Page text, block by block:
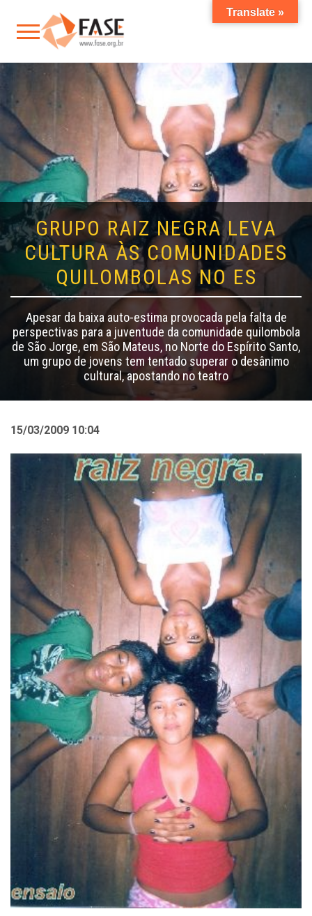
GRUPO RAIZ NEGRA LEVA
CULTURA ÀS COMUNIDADES
QUILOMBOLAS NO ES
Apesar da baixa auto-estima provocada pela falta de
perspectivas para a juventude da comunidade quilombola
de São Jorge, em São Mateus, no Norte do Espírito Santo,
um grupo de jovens tem tentado superar o desânimo
cultural, apostando no teatro
15/03/2009 10:04
Translate »